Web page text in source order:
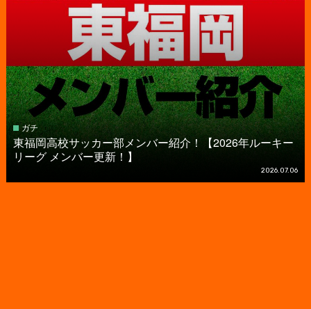
ガチ
東福岡高校サッカー部メンバー紹介！【2026年ルーキー
リーグ メンバー更新！】
2026.07.06